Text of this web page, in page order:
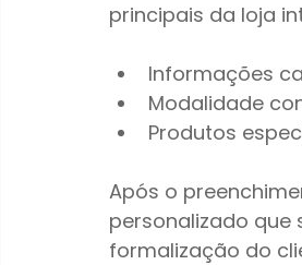
principais da loja
Informações
Modalidade
Produtos
Após o
personalizado que
formalização do